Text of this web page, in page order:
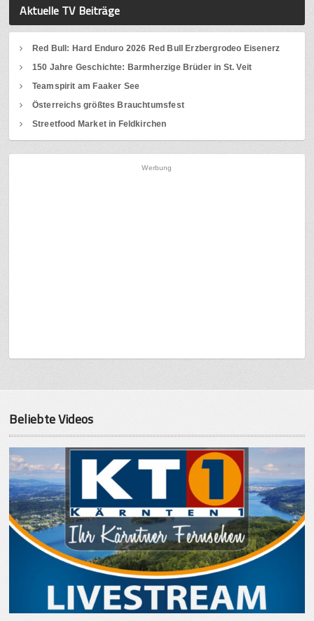
Aktuelle TV Beiträge
Red Bull: Hard Enduro 2026 Red Bull Erzbergrodeo Eisenerz
150 Jahre Geschichte: Barmherzige Brüder in St. Veit
Teamspirit am Faaker See
Österreichs größtes Brauchtumsfest
Streetfood Market in Feldkirchen
Werbung
Beliebte Videos